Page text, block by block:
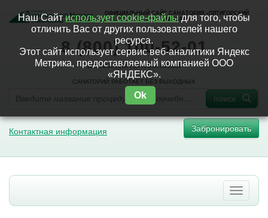
ОФИЦИАЛЬНЫЙ САЙТ САНАТОРИЯ «ПЯТИГОРСКИЙ
НАРЗАН»
8 (800) 100-52-01
БЕСПЛАТНАЯ ГОРЯЧАЯ ЛИНИЯ
САНАТОРИЙ РАБОТАЕТ БЕЗ ВЫХОДНЫХ
поиск
Контактная информация Забронировать
Наш Сайтиспользует cookie-файлыдля того, чтобы
отличить Вас от других пользователей нашего
ресурса.
Этот сайт использует сервис веб-аналитики Яндекс
Метрика, предоставляемый компанией ООО
«ЯНДЕКС».
Ok